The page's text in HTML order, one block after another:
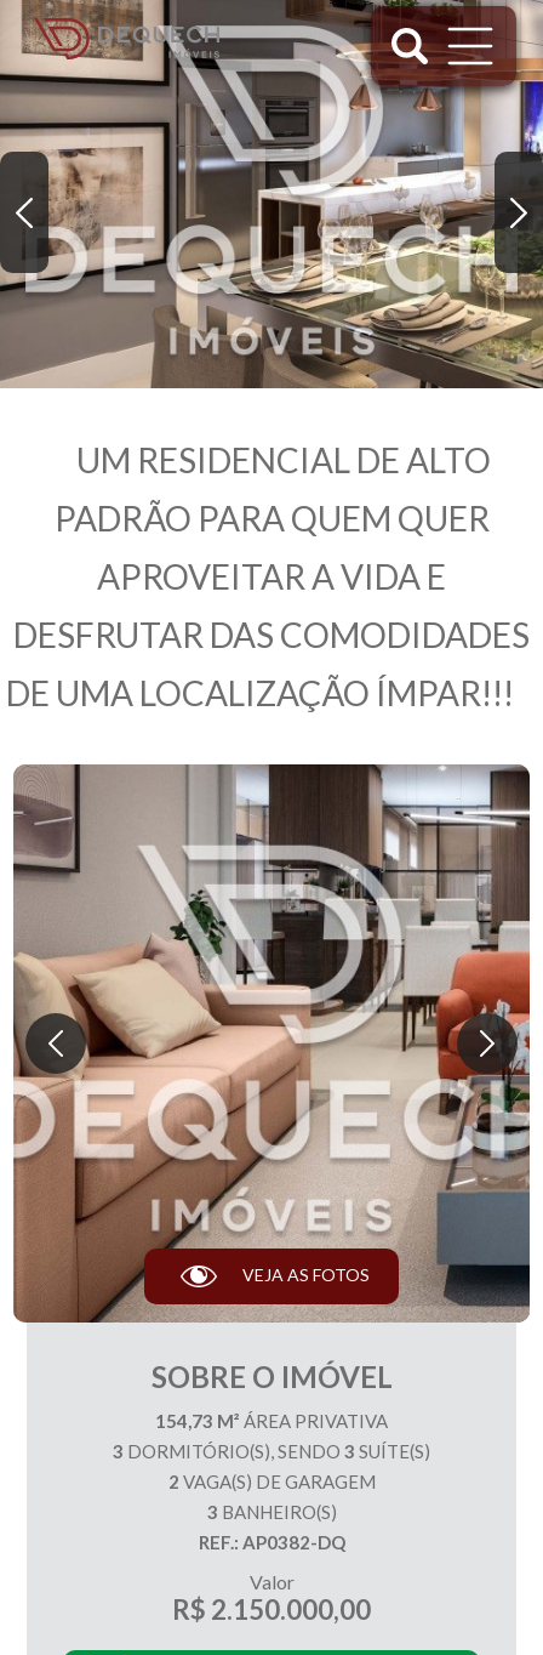
UM RESIDENCIAL DE ALTO
PADRÃO PARA QUEM QUER
APROVEITAR A VIDA E
DESFRUTAR DAS COMODIDADES
DE UMA LOCALIZAÇÃO ÍMPAR!!!
VEJA AS FOTOS
SOBRE O IMÓVEL
154,73 M² ÁREA PRIVATIVA
3 DORMITÓRIO(S), SENDO 3 SUÍTE(S)
2 VAGA(S) DE GARAGEM
3 BANHEIRO(S)
REF.: AP0382-DQ
Valor
R$ 2.150.000,00